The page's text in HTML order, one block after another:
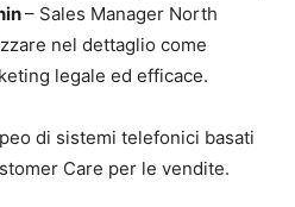
– Sales Manager North
nel dettaglio come
legale ed efficace.
di sistemi telefonici basati
Care per le vendite.